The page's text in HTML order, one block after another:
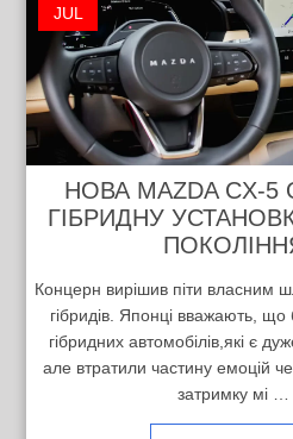
JUL
НОВА MAZDA CX-
ГІБРИДНУ
Концерн вирішив піти власним
гібридів. Японці вважають, що
гібридних автомобілів,які є
але втратили частину емоцій
затримку мі …